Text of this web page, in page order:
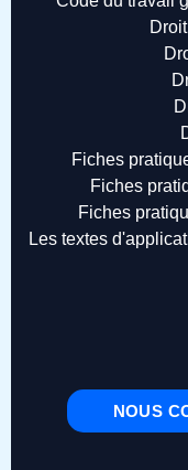
Fiches
Fiches
Fiches
Les textes
NOUS